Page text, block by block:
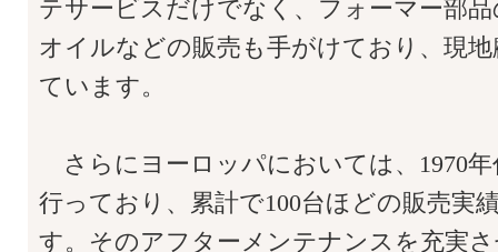
テサービスだけでなく、フォーマー部
オイルなどの販売も手がけており、現
ています。
さらにヨーロッパにおいては、1970
行っており、累計で100台ほどの販売実
す。そのアフターメンテナンスを充実